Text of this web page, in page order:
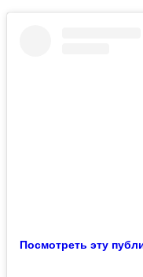
Посмотреть эту